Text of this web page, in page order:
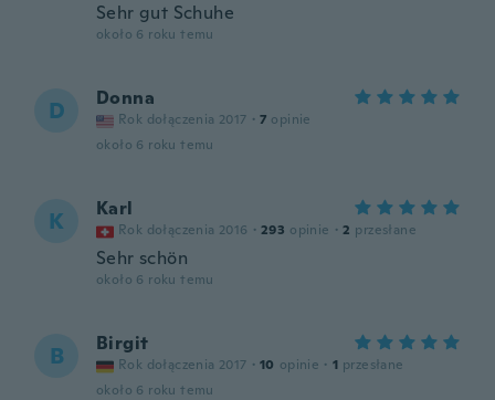
Sehr gut Schuhe
około 6 roku temu
D Donna
Rok dołączenia 2017 · 7 opinie
około 6 roku temu
K Karl
Rok dołączenia 2016 · 293 opinie · 2 przesłane
Sehr schön
około 6 roku temu
B Birgit
Rok dołączenia 2017 · 10 opinie · 1 przesłane
około 6 roku temu